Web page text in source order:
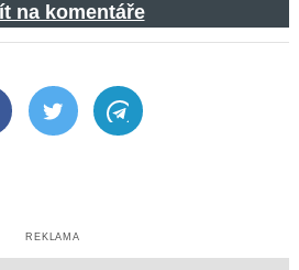
na komentáře
Twitter Telegram
REKLAMA